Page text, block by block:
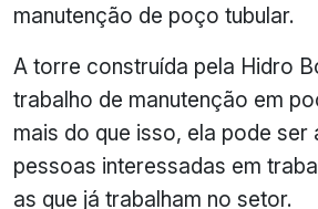
manutenção de poço tubular.
A torre construída pela Hidro
trabalho de manutenção em
mais do que isso, ela pode ser
pessoas interessadas em
as que já trabalham no setor.